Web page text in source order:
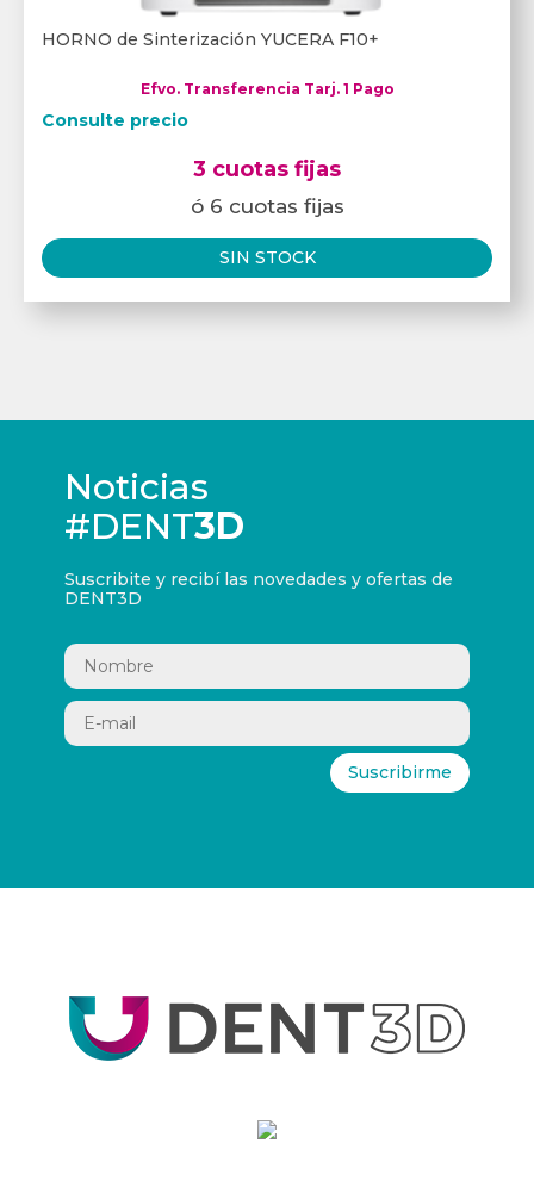
HORNO de Sinterización YUCERA F10+
Efvo. Transferencia Tarj. 1 Pago
Consulte precio
3 cuotas fijas
ó 6 cuotas fijas
SIN STOCK
Noticias
#DENT3D
Suscribite y recibí las novedades y ofertas de
DENT3D
Suscribirme